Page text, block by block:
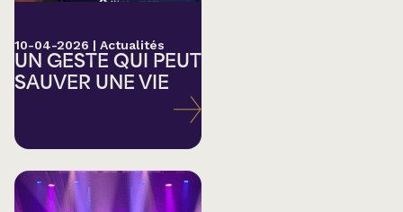
10-04-2026 | Actualités
UN GESTE QUI PEUT
SAUVER UNE VIE